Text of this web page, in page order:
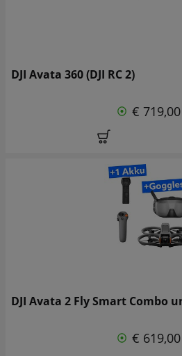
DJI Avata 360 (DJI RC 2)
€
DJI Avata 2 Fly Smart Combo
€